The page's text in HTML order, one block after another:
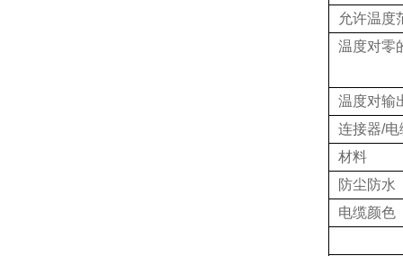
允许温度
温度对零
温度对输
连接器/电
材料
防尘防水
电缆颜色